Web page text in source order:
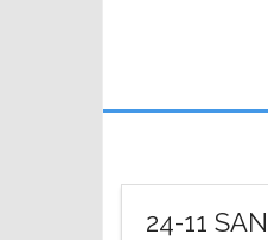
24-11